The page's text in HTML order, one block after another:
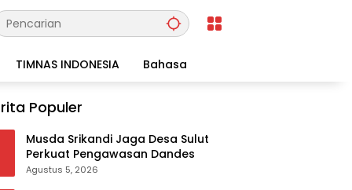
TIMNAS INDONESIA Bahasa
Populer
Musda Srikandi Jaga Desa Sulut
Perkuat Pengawasan Dandes
Agustus 5, 2026